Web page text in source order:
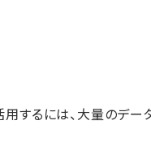
するには、大量のデー